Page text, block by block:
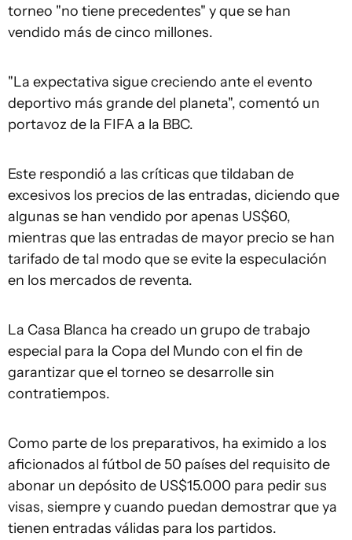
torneo "no tiene precedentes" y que se han
vendido más de cinco millones.
"La expectativa sigue creciendo ante el evento
deportivo más grande del planeta", comentó un
portavoz de la FIFA a la BBC.
Este respondió a las críticas que tildaban de
excesivos los precios de las entradas, diciendo que
algunas se han vendido por apenas US$60,
mientras que las entradas de mayor precio se han
tarifado de tal modo que se evite la especulación
en los mercados de reventa.
La Casa Blanca ha creado un grupo de trabajo
especial para la Copa del Mundo con el fin de
garantizar que el torneo se desarrolle sin
contratiempos.
Como parte de los preparativos, ha eximido a los
aficionados al fútbol de 50 países del requisito de
abonar un depósito de US$15.000 para pedir sus
visas, siempre y cuando puedan demostrar que ya
tienen entradas válidas para los partidos.